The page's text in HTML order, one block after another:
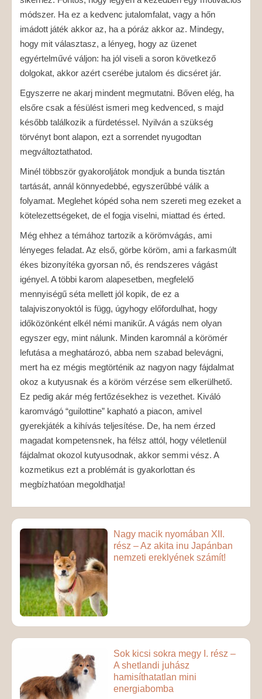
módszer. Ha ez a kedvenc jutalomfalat, vagy a hőn
imádott játék akkor az, ha a póráz akkor az. Mindegy,
hogy mit választasz, a lényeg, hogy az üzenet
egyértelművé váljon: ha jól viseli a soron következő
dolgokat, akkor azért cserébe jutalom és dicséret jár.
Egyszerre ne akarj mindent megmutatni. Bőven elég, ha
elsőre csak a fésülést ismeri meg kedvenced, s majd
később találkozik a fürdetéssel. Nyilván a szükség
törvényt bont alapon, ezt a sorrendet nyugodtan
megváltoztathatod.
Minél többször gyakoroljátok mondjuk a bunda tisztán
tartását, annál könnyedebbé, egyszerűbbé válik a
folyamat. Meglehet kópéd soha nem szereti meg ezeket a
kötelezettségeket, de el fogja viselni, miattad és érted.
Még ehhez a témához tartozik a körömvágás, ami
lényeges feladat. Az első, görbe köröm, ami a farkasmúlt
ékes bizonyítéka gyorsan nő, és rendszeres vágást
igényel. A többi karom alapesetben, megfelelő
mennyiségű séta mellett jól kopik, de ez a
talajviszonyoktól is függ, úgyhogy előfordulhat, hogy
időközönként elkél némi manikűr. A vágás nem olyan
egyszer egy, mint nálunk. Minden karomnál a körömér
lefutása a meghatározó, abba nem szabad belevágni,
mert ha ez mégis megtörténik az nagyon nagy fájdalmat
okoz a kutyusnak és a köröm vérzése sem elkerülhető.
Ez pedig akár még fertőzésekhez is vezethet. Kiváló
karomvágó “guilottine” kapható a piacon, amivel
gyerekjáték a kihívás teljesítése. De, ha nem érzed
magadat kompetensnek, ha félsz attól, hogy véletlenül
fájdalmat okozol kutyusodnak, akkor semmi vész. A
kozmetikus ezt a problémát is gyakorlottan és
megbízhatóan megoldhatja!
Nagy macik nyomában XII.
rész – Az akita inu Japánban
nemzeti ereklyének számít!
Sok kicsi sokra megy I. rész –
A shetlandi juhász
hamisíthatatlan mini
energiabomba